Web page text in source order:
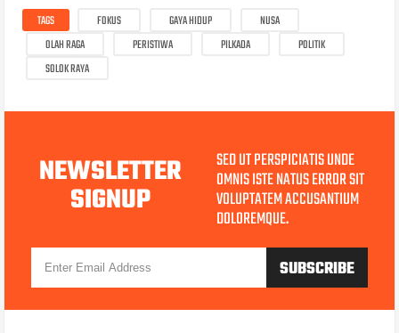
TAGS FOKUS GAYA HIDUP
NUSA
OLAH RAGA
PERISTIWA PILKADA
POLITIK
SOLOK RAYA
NEWSLETTER
SIGNUP
SED UT PERSPICIATIS UNDE
OMNIS ISTE NATUS ERROR SIT
VOLUPTATEM ACCUSANTIUM
DOLOREMQUE.